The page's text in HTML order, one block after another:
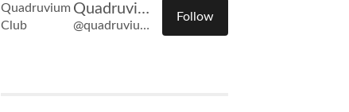
Quadruvium Club
@quadruvium.club@quadruvium.club
Follow